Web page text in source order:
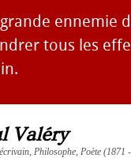
ennemie
tous les
Valéry
Philosophe, Poète (1871